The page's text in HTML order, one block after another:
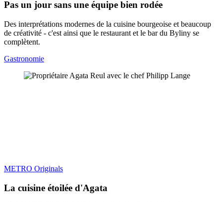
Pas un jour sans une équipe bien rodée
Des interprétations modernes de la cuisine bourgeoise et beaucoup
de créativité - c'est ainsi que le restaurant et le bar du Byliny se
complètent.
Gastronomie
METRO Originals
La cuisine étoilée d'Agata